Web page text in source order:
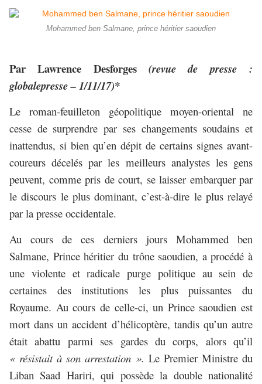
Mohammed ben Salmane, prince héritier saoudien
Par Lawrence Desforges(revue de presse :
globalepresse – 1/11/17)*
Le roman-feuilleton géopolitique moyen-oriental ne
cesse de surprendre par ses changements soudains et
inattendus, si bien qu’en dépit de certains signes avant-
coureurs décelés par les meilleurs analystes les gens
peuvent, comme pris de court, se laisser embarquer par
le discours le plus dominant, c’est-à-dire le plus relayé
par la presse occidentale.
Au cours de ces derniers jours Mohammed ben
Salmane, Prince héritier du trône saoudien, a procédé à
une violente et radicale purge politique au sein de
certaines des institutions les plus puissantes du
Royaume. Au cours de celle-ci, un Prince saoudien est
mort dans un accident d’hélicoptère, tandis qu’un autre
était abattu parmi ses gardes du corps, alors qu’il
« résistait à son arrestation ». Le Premier Ministre du
Liban Saad Hariri, qui possède la double nationalité